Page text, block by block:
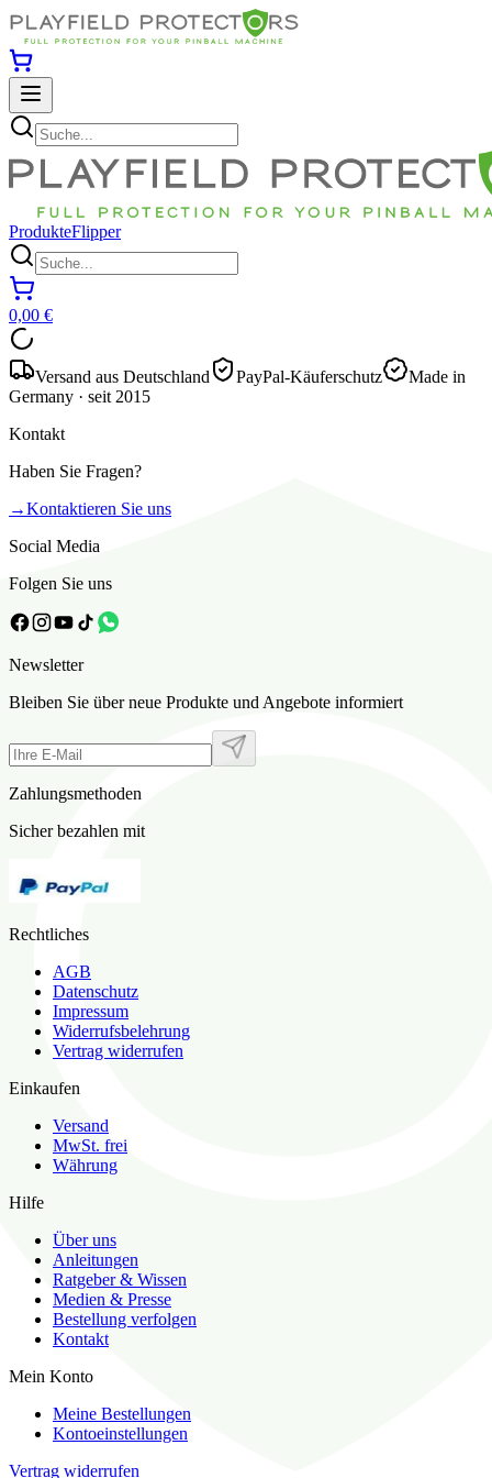
ProdukteFlipper
0,00 €
Versand aus Deutschland PayPal-Käuferschutz
Made in
Germany · seit 2015
Kontakt
Haben Sie Fragen?
→Kontaktieren Sie uns
Social Media
Folgen Sie uns
Newsletter
Bleiben Sie über neue Produkte und Angebote informiert
Zahlungsmethoden
Sicher bezahlen mit
Rechtliches
AGB
Datenschutz
Impressum
Widerrufsbelehrung
Vertrag widerrufen
Einkaufen
Versand
MwSt. frei
Währung
Hilfe
Über uns
Anleitungen
Ratgeber & Wissen
Medien & Presse
Bestellung verfolgen
Kontakt
Mein Konto
Meine Bestellungen
Kontoeinstellungen
Vertrag widerrufen